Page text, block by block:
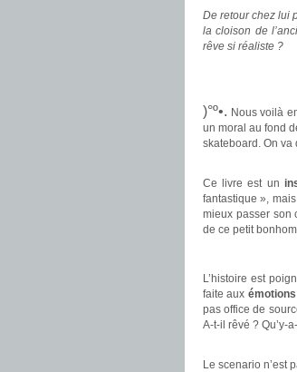
De retour chez lui
la cloison de
rêve si réaliste ?
)°º•. Nous voilà
un moral au fond
skateboard. On va
Ce livre est un
fantastique »,
mieux passer son
de ce petit
L’histoire est
faite aux émotions
pas office de
A-t-il rêvé ? Qu’y-
Le scenario n’est